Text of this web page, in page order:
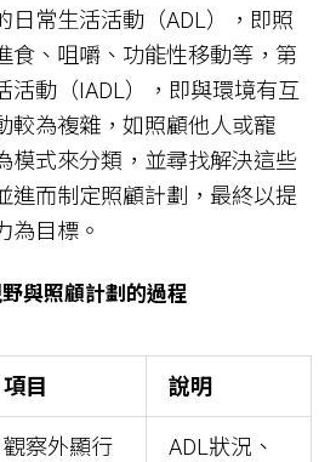
日常生活活動（ADL），即照
食、咀嚼、功能性移動等，第
活動（IADL），即與環境有互
較為複雜，如照顧他人或寵
模式來分類，並尋找解決這些
進而制定照顧計劃，最終以提
為目標。
與照顧計劃的過程
項目 說明
觀察外顯行
ADL狀況、